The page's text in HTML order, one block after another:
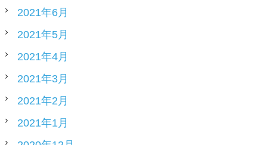
2021年6月
2021年5月
2021年4月
2021年3月
2021年2月
2021年1月